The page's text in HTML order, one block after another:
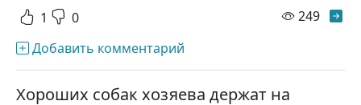
1 0 249
Добавить комментарий
Хороших собак хозяева держат на